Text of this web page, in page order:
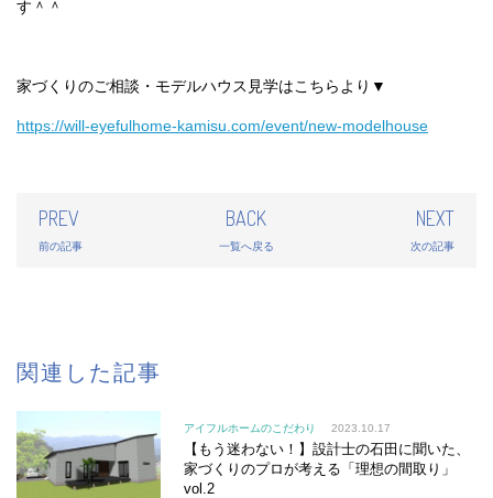
す＾＾
家づくりのご相談・モデルハウス見学はこちらより▼
https://will-eyefulhome-kamisu.com/event/new-modelhouse
PREV
前の記事
BACK
一覧へ戻る
NEXT
次の記事
関連した記事
アイフルホームのこだわり 2023.10.17
【もう迷わない！】設計士の石田に聞いた、
家づくりのプロが考える「理想の間取り」
vol.2